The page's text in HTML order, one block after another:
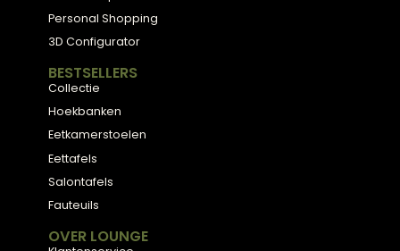
ADVIES
2D Ontwerp
3D Ontwerp
Personal Shopping
BESTSELLERS
Hoekbanken